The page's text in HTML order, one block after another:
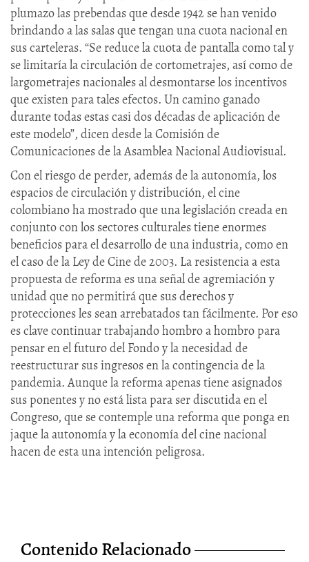
plumazo las prebendas que desde 1942 se han venido
brindando a las salas que tengan una cuota nacional en
sus carteleras. “Se reduce la cuota de pantalla como tal y
se limitaría la circulación de cortometrajes, así como de
largometrajes nacionales al desmontarse los incentivos
que existen para tales efectos. Un camino ganado
durante todas estas casi dos décadas de aplicación de
este modelo”, dicen desde la Comisión de
Comunicaciones de la Asamblea Nacional Audiovisual.
Con el riesgo de perder, además de la autonomía, los
espacios de circulación y distribución, el cine
colombiano ha mostrado que una legislación creada en
conjunto con los sectores culturales tiene enormes
beneficios para el desarrollo de una industria, como en
el caso de la Ley de Cine de 2003. La resistencia a esta
propuesta de reforma es una señal de agremiación y
unidad que no permitirá que sus derechos y
protecciones les sean arrebatados tan fácilmente. Por eso
es clave continuar trabajando hombro a hombro para
pensar en el futuro del Fondo y la necesidad de
reestructurar sus ingresos en la contingencia de la
pandemia. Aunque la reforma apenas tiene asignados
sus ponentes y no está lista para ser discutida en el
Congreso, que se contemple una reforma que ponga en
jaque la autonomía y la economía del cine nacional
hacen de esta una intención peligrosa.
Contenido Relacionado